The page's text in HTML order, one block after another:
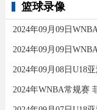
篮球录像
2024年09月09日
2024年WNBA常规赛